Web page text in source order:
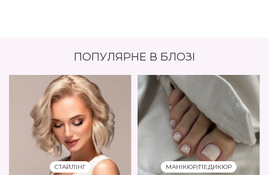
ПОПУЛЯРНЕ В БЛОЗІ
СТАЙЛІНГ МАНІКЮР/ПЕДИКЮР